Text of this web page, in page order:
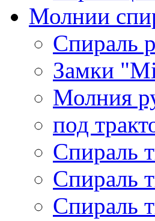
Молнии
Спираль
Замки
Молния
под
Спираль
Спираль
Спираль